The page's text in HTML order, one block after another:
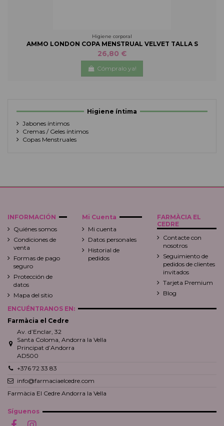
Higiene corporal
AMMO LONDON COPA MENSTRUAL VELVET TALLA S
26,80 €
Cómpralo ya!
Higiene íntima
Jabones íntimos
Cremas / Geles íntimos
Copas Menstruales
INFORMACIÓN
Quiénes somos
Condiciones de
venta
Formas de pago
seguro
Protección de
datos
Mapa del sitio
Mi Cuenta
Mi cuenta
Datos personales
Historial de
pedidos
FARMÀCIA EL
CEDRE
Contacte con
nosotros
Seguimiento de
pedidos de clientes
invitados
Tarjeta Premium
Blog
ENCUÉNTRANOS EN:
Farmàcia el Cedre
Av. d’Enclar, 32
Santa Coloma, Andorra la Vella
Principat d’Andorra
AD500
+376 72 33 83
info@farmaciaelcedre.com
Farmàcia El Cedre Andorra la Vella
Síguenos